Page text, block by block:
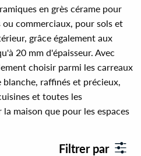
en grès cérame pour
commerciaux, pour sols et
grâce également aux
20 mm d'épaisseur. Avec
choisir parmi les carreaux
raffinés et précieux,
et toutes les
maison que pour les espaces
Filtrer par